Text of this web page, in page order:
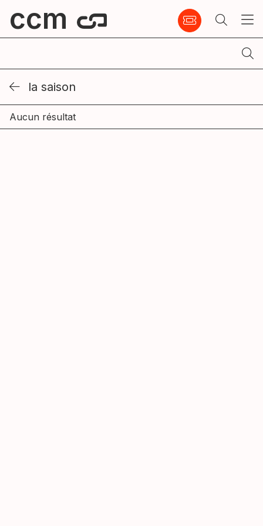
ccm
la saison
Aucun résultat